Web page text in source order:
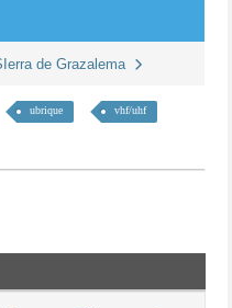
de Grazalema
ubrique vhf/uhf